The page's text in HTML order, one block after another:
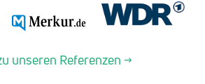
unseren Referenzen →